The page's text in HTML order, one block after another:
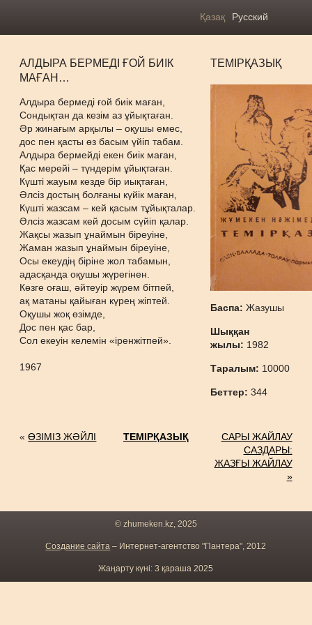
Қазақ Русский
АЛДЫРА БЕРМЕДІ ҒОЙ БИІК
МАҒАН…
Алдыра бермеді ғой биік маған,
Сондықтан да кезім аз ұйықтаған.
Әр жинағым арқылы – оқушы емес,
дос пен қасты өз басым үйіп табам.
Алдыра бермейді екен биік маған,
Қас мерейі – түндерім ұйықтаған.
Күшті жауым кезде бір иықтаған,
Әлсіз достың болғаны күйік маған,
Күшті жазсам – кей қасым тұйықталар.
Әлсіз жазсам кей досым сүйіп қалар.
Жақсы жазып ұнаймын біреуіне,
Жаман жазып ұнаймын біреуіне,
Осы екеудің біріне жол табамын,
адасқанда оқушы жүрегінен.
Көзге оғаш, әйтеуір жүрем бітпей,
ақ матаны қайыған күрең жіптей.
Оқушы жоқ өзімде,
Дос пен қас бар,
Сол екеуін келемін «іренжітпей».
1967
ТЕМІРҚАЗЫҚ
Баспа:Жазушы
Шыққан
жылы: 1982
Таралым: 10000
Беттер:344
«ӨЗІМІЗ ЖӘЙЛІ ТЕМІРҚАЗЫҚ
САРЫ ЖАЙЛАУ
САЗДАРЫ:
ЖАЗҒЫ ЖАЙЛАУ
»
© zhumeken.kz, 2025
Создание сайта – Интернет-агентство "Пантера", 2012
Жаңарту күні: 3 қараша 2025